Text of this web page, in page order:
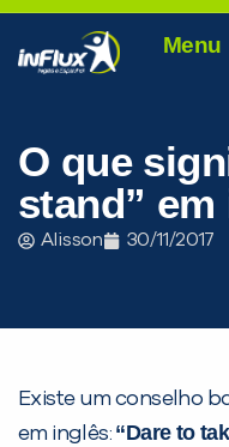
Menu
O que
stand”
Alisson 30/11/2017
Existe um conselho
em inglês: “Dare to